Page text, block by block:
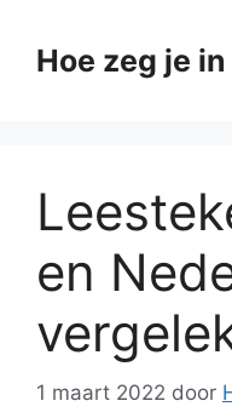
naarHoe zeg je
en
1 maart 2022 door